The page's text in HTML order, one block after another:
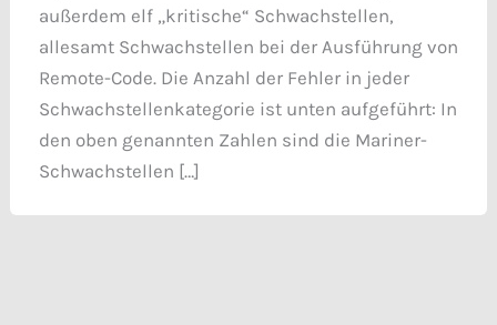
außerdem elf „kritische“ Schwachstellen,
allesamt Schwachstellen bei der Ausführung von
Remote-Code. Die Anzahl der Fehler in jeder
Schwachstellenkategorie ist unten aufgeführt: In
den oben genannten Zahlen sind die Mariner-
Schwachstellen […]